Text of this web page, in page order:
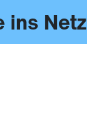
ins Netz